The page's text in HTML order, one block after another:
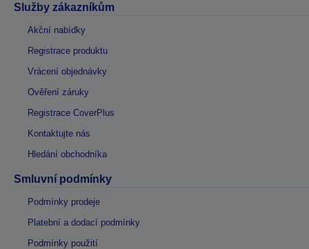
Služby zákazníkům
Akční nabídky
Registrace produktu
Vrácení objednávky
Ověření záruky
Registrace CoverPlus
Kontaktujte nás
Hledání obchodníka
Smluvní podmínky
Podmínky prodeje
Platební a dodací podmínky
Podmínky použití